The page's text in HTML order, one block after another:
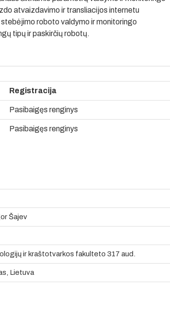
atvaizdavimo ir transliacijos internetu
roboto valdymo ir monitoringo
tipų ir paskirčių robotų.
Registracija
Pasibaigęs renginys
Pasibaigęs renginys
Šajev
ir kraštotvarkos fakulteto 317 aud.
Lietuva